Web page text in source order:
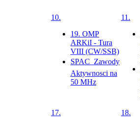
10.
19. OMP
ARKiI - Tura
VIII (CW/SSB)
SPAC  Zawody
Aktywnosci na
50 MHz
11.
17. 18.